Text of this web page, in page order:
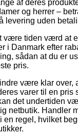
af deres
og herrer –
levering uden
være tiden værd at
i Danmark efter
sådan at du er
pris.
være klar over,
varer til en pris
det undertiden
netbutik. Handler
en regel, hvilket